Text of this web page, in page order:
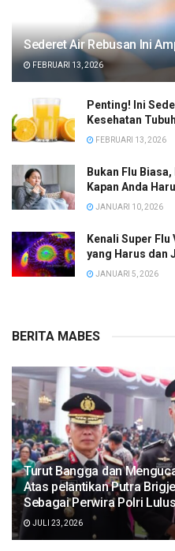
Sederet Air Rebusan Ini
FEBRUARI 13, 2026
Penting! Ini
Kesehatan Tubuh
FEBRUARI 13, 2026
Bukan Flu
Kapan Anda
JANUARI 10, 2026
Kenali Super
yang Harus dan
JANUARI 5, 2026
BERITA MABES
Turut Bangga dan
Atas pelantikan Putra
Sebagai Perwira Polri
JULI 23, 2026